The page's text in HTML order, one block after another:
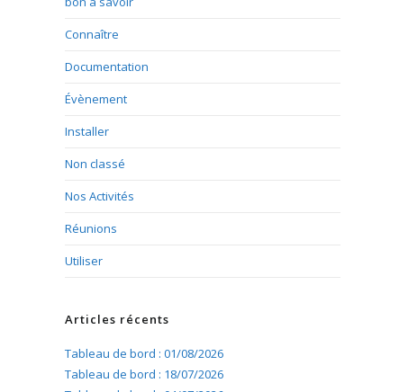
Connaître
Documentation
Évènement
Installer
Non classé
Nos Activités
Réunions
Utiliser
Articles récents
Tableau de bord : 01/08/2026
Tableau de bord : 18/07/2026